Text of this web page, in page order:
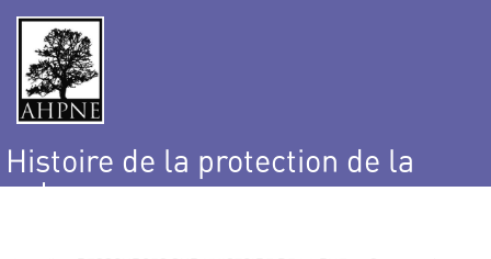
Histoire de la protection de la
nature